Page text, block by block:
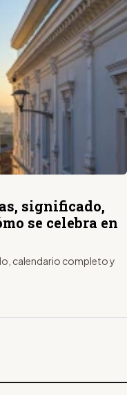
significado,
se celebra en
calendario completo y